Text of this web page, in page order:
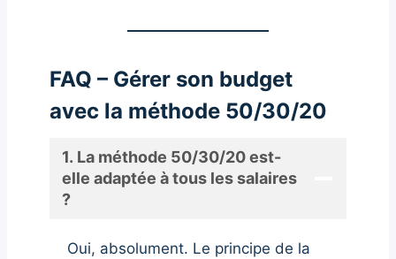
FAQ – Gérer son budget
avec la méthode 50/30/20
1. La méthode 50/30/20 est-
elle adaptée à tous les salaires
?
Oui, absolument. Le principe de la